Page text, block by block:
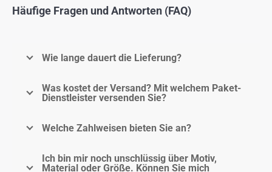
Häufige Fragen und Antworten (FAQ)
Wie lange dauert die Lieferung?
Was kostet der Versand? Mit welchem Paket-
Dienstleister versenden Sie?
Welche Zahlweisen bieten Sie an?
Ich bin mir noch unschlüssig über Motiv,
Material oder Größe. Können Sie mich